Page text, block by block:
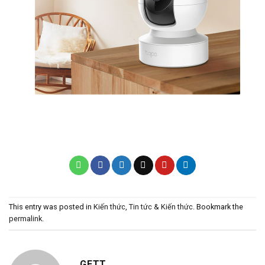
This entry was posted in Kiến thức, Tin tức & Kiến thức. Bookmark the
permalink.